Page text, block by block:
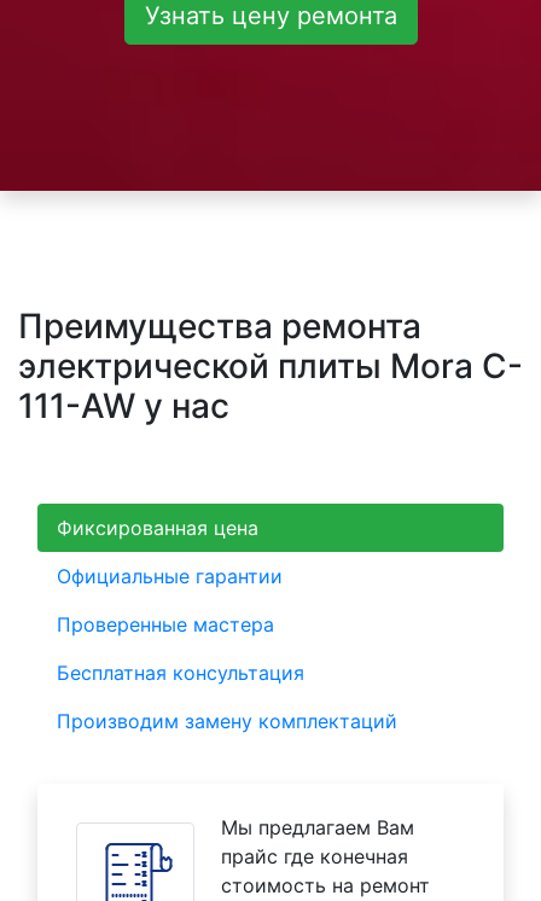
Узнать цену ремонта
Преимущества ремонта
электрической плиты Mora C-
111-AW у нас
Фиксированная цена
Официальные гарантии
Проверенные мастера
Бесплатная консультация
Производим замену комплектаций
Мы предлагаем Вам
прайс где конечная
стоимость на ремонт